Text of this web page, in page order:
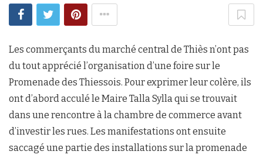
Les commerçants du marché central de Thiès n’ont pas
du tout apprécié l’organisation d’une foire sur le
Promenade des Thiessois. Pour exprimer leur colère, ils
ont d’abord acculé le Maire Talla Sylla qui se trouvait
dans une rencontre à la chambre de commerce avant
d’investir les rues. Les manifestations ont ensuite
saccagé une partie des installations sur la promenade